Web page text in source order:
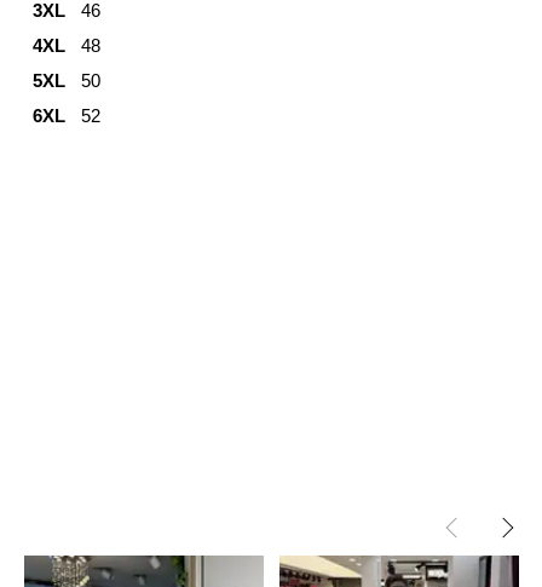
3XL
46
4XL
48
5XL
50
6XL
52